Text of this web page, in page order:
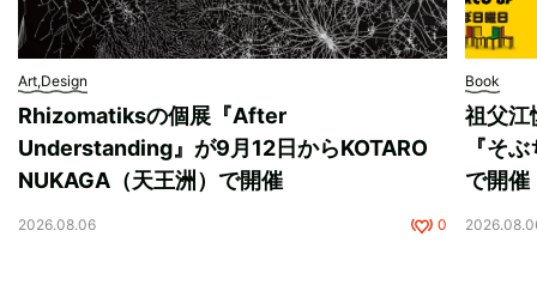
Art,Design
Rhizomatiksの個展『After
Understanding』が9月12日からKOTARO
NUKAGA（天王洲）で開催
2026.08.06 0
Book
祖父江
『そ
で開催